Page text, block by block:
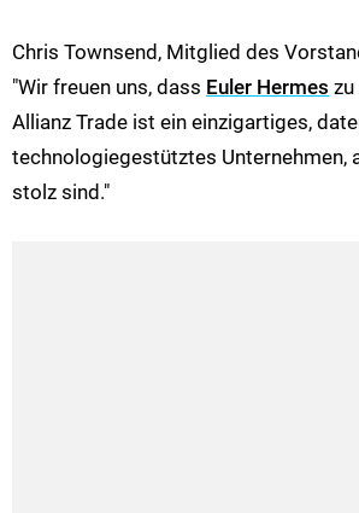
Chris Townsend, Mitglied des
"Wir freuen uns, dass Euler Hermes zu
Allianz Trade ist ein einzigartiges,
technologiegestütztes Unternehmen,
stolz sind."